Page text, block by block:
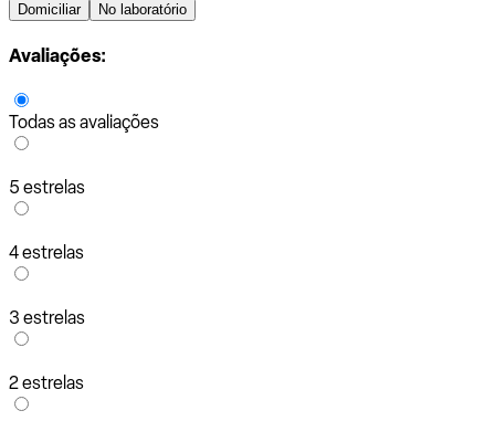
Domiciliar No laboratório
Avaliações:
Todas as avaliações
5 estrelas
4 estrelas
3 estrelas
2 estrelas